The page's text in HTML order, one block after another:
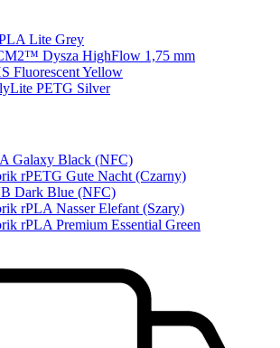
Lite Grey
Dysza HighFlow 1,75 mm
Fluorescent Yellow
PETG Silver
Galaxy Black (NFC)
rPETG Gute Nacht (Czarny)
Dark Blue (NFC)
rPLA Nasser Elefant (Szary)
rPLA Premium Essential Green